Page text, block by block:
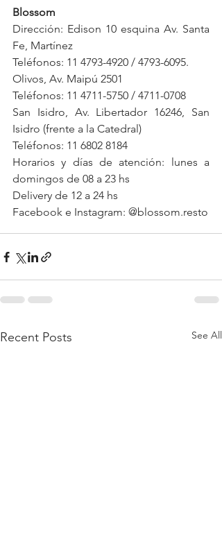
Blossom
Dirección: Edison 10 esquina Av. Santa
Fe, Martínez
Teléfonos: 11 4793-4920 / 4793-6095.
Olivos, Av. Maipú 2501
Teléfonos: 11 4711-5750 / 4711-0708
San Isidro, Av. Libertador 16246, San
Isidro (frente a la Catedral)
Teléfonos: 11 6802 8184
Horarios y días de atención: lunes a
domingos de 08 a 23 hs
Delivery de 12 a 24 hs
Recent Posts See All